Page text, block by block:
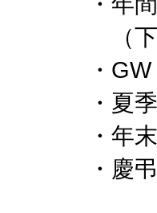
（下
・GW
・夏
・年
・慶